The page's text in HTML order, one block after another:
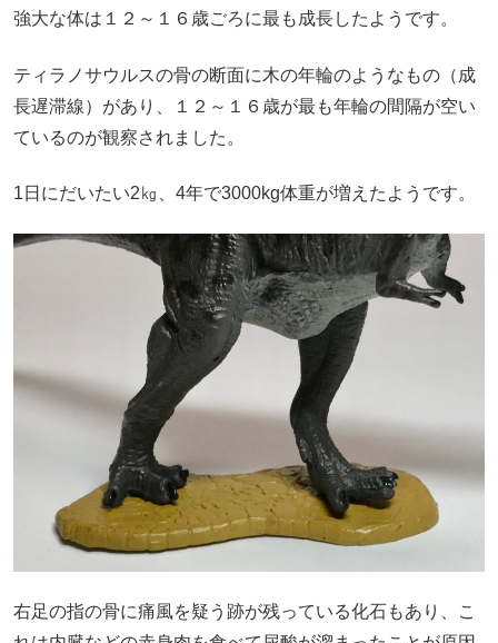
強大な体は１２～１６歳ごろに最も成長したようです。
ティラノサウルスの骨の断面に木の年輪のようなもの（成
長遅滞線）があり、１２～１６歳が最も年輪の間隔が空い
ているのが観察されました。
1日にだいたい2㎏、 4年で3000kg体重が増えたようです。
右足の指の骨に痛風を疑う跡が残っている化石もあり、こ